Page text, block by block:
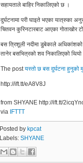
सहायताले बाहिर निकालिएको छ ।
दुर्घटनामा परी घाइते भएका यात्रुका
चितवन कुरिनटारबाट आएका गोताखोर
बस त्रिशूली नदीमा डुबेकाले
तानेर बसभित्रको शव निकालिएको
The postयस्तो छ बस दुर्घटना हुनुको
http://ift.tt/eA8V8J
from SHYANE http://ift.tt/
via IFTTT
Posted by kpcat
Labels:SHYANE